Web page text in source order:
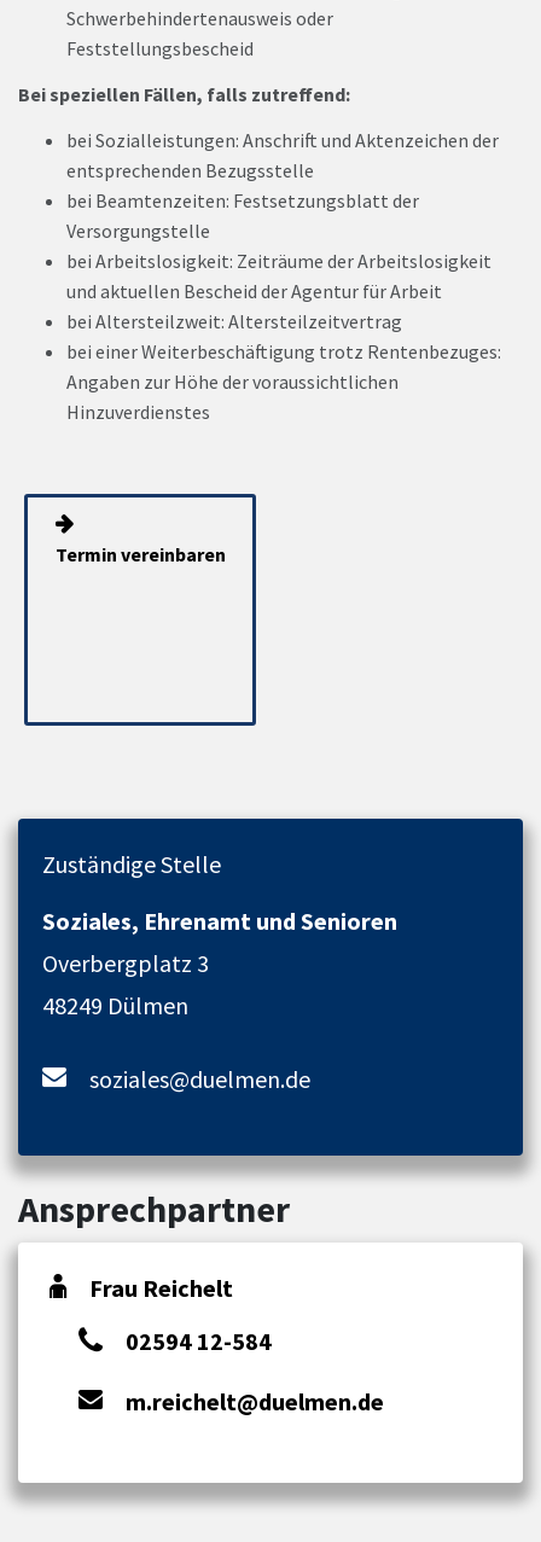
Schwerbehindertenausweis oder
Feststellungsbescheid
Bei speziellen Fällen, falls zutreffend:
bei Sozialleistungen: Anschrift und Aktenzeichen der
entsprechenden Bezugsstelle
bei Beamtenzeiten: Festsetzungsblatt der
Versorgungstelle
bei Arbeitslosigkeit: Zeiträume der Arbeitslosigkeit
und aktuellen Bescheid der Agentur für Arbeit
bei Altersteilzweit: Altersteilzeitvertrag
bei einer Weiterbeschäftigung trotz Rentenbezuges:
Angaben zur Höhe der voraussichtlichen
Hinzuverdienstes
Termin vereinbaren
Zuständige Stelle
Soziales, Ehrenamt und Senioren
Overbergplatz 3
48249 Dülmen
soziales@duelmen.de
Ansprechpartner
Frau Reichelt
02594 12-584
m.reichelt@duelmen.de